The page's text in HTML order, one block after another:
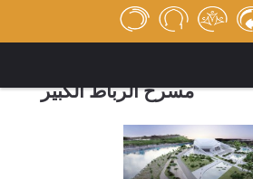
ACCUEIL
MÉDIATHÈQUE
MENTIONS LÉGALES
CONTACT
مسرح الرباط الكبير